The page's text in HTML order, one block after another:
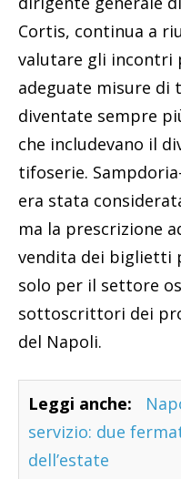
Cortis, continua a
valutare gli incontri
adeguate misure di
diventate sempre
che includevano il
tifoserie.
era stata
ma la prescrizione
vendita dei biglietti
solo per il settore
sottoscrittori dei
del Napoli.
Leggi anche:
servizio: due
dell’estate